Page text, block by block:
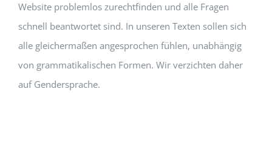
Website problemlos zurechtfinden und alle Fragen
schnell beantwortet sind. In unseren Texten sollen sich
alle gleichermaßen angesprochen fühlen, unabhängig
von grammatikalischen Formen. Wir verzichten daher
auf Gendersprache.